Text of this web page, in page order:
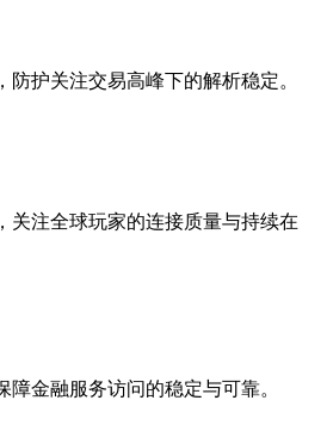
防护关注交易高峰下的解析稳定。
关注全球玩家的连接质量与持续在
障金融服务访问的稳定与可靠。